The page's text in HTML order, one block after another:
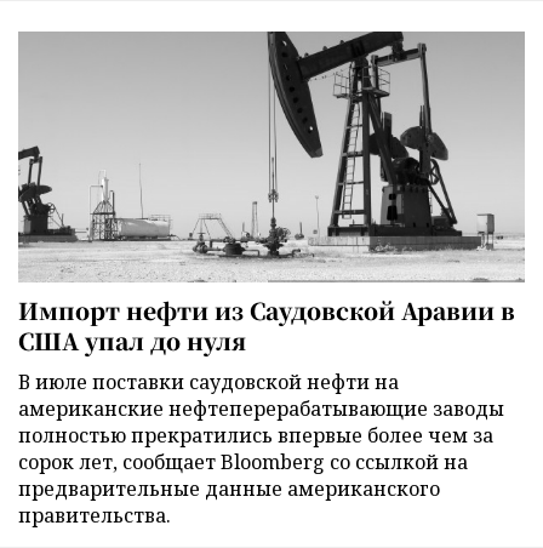
Импорт нефти из Саудовской Аравии в
США упал до нуля
В июле поставки саудовской нефти на
американские нефтеперерабатывающие заводы
полностью прекратились впервые более чем за
сорок лет, сообщает Bloomberg со ссылкой на
предварительные данные американского
правительства.